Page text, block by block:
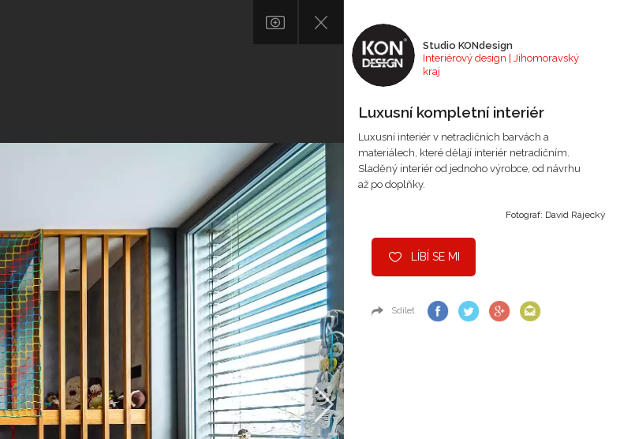
Studio KONdesign
Interiérový design | Jihomoravský
kraj
Luxusní kompletní interiér
Luxusní interiér v netradičních barvách a
materiálech, které dělají interiér netradičním.
Sladěný interiér od jednoho výrobce, od návrhu
až po doplňky.
Fotograf: David Rájecký
LÍBÍ SE MI
Sdílet